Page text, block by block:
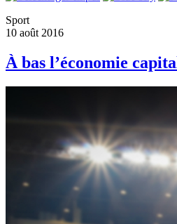
Sport
10 août 2016
À bas l’économie